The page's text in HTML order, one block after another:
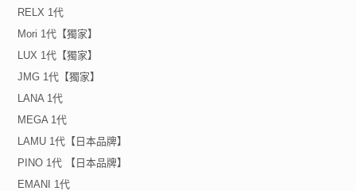
RELX 1代
Mori 1代【獨家】
LUX 1代【獨家】
JMG 1代【獨家】
LANA 1代
MEGA 1代
LAMU 1代【日本品牌】
PINO 1代 【日本品牌】
EMANI 1代